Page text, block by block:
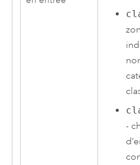
-